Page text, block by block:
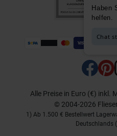
Alle Preise in Euro (€) inkl.
© 2004-2026
1) Ab 1.500 € Bestellwert
Deutschlands